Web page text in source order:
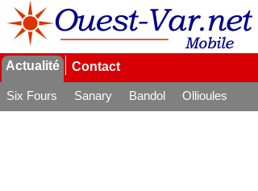
Actualité Contact
Six Fours Sanary Bandol
Ollioules